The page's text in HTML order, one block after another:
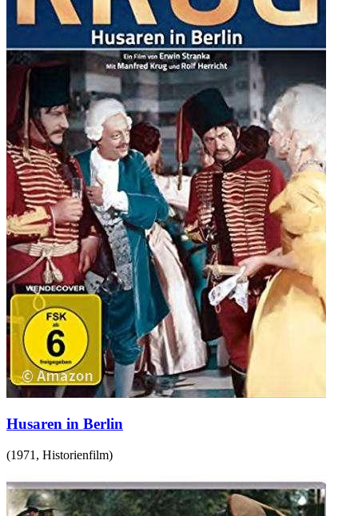
Husaren in Berlin
(1971 , Historienfilm)